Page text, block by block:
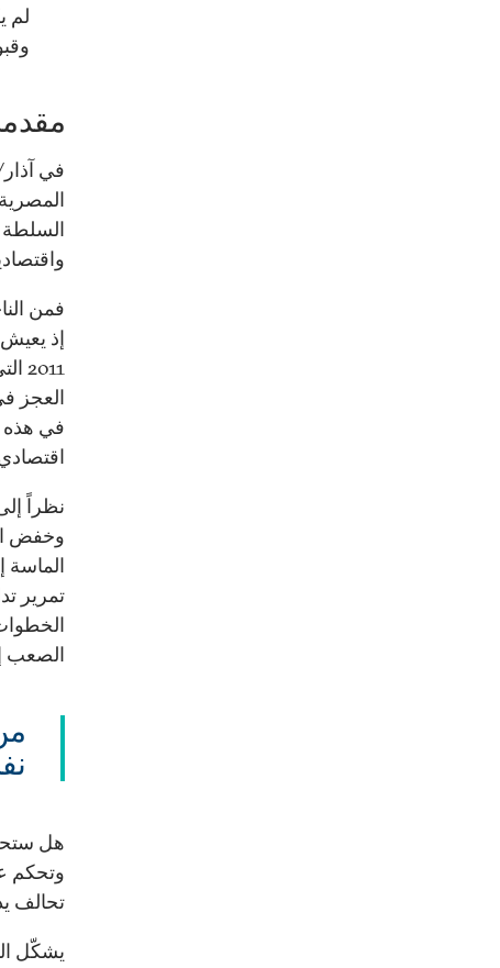
لم
السلطة
فمن
إذ يعيش
العجز
في هذه
نظراً
وخفض
الماسة
تمرير
الصعب
هل
وتحكم
تحالف
يشكّل